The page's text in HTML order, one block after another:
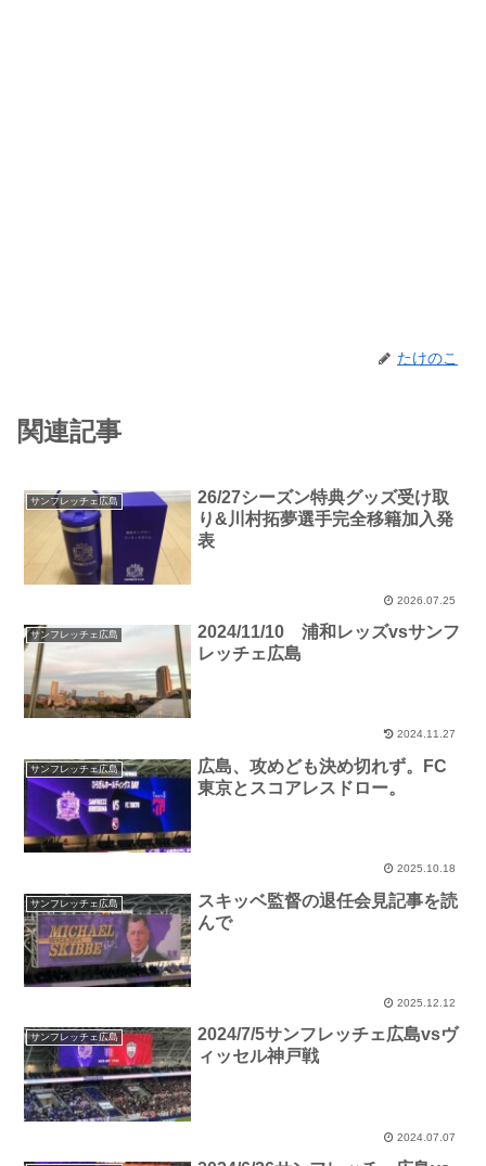
たけのこ
関連記事
サンフレッチェ広島
26/27シーズン特典グッズ受け取
り&川村拓夢選手完全移籍加入発
表
2026.07.25
サンフレッチェ広島
2024/11/10 浦和レッズvsサンフ
レッチェ広島
2024.11.27
サンフレッチェ広島
広島、攻めども決め切れず。FC
東京とスコアレスドロー。
2025.10.18
サンフレッチェ広島
スキッベ監督の退任会見記事を読
んで
2025.12.12
サンフレッチェ広島
2024/7/5サンフレッチェ広島vsヴ
ィッセル神戸戦
2024.07.07